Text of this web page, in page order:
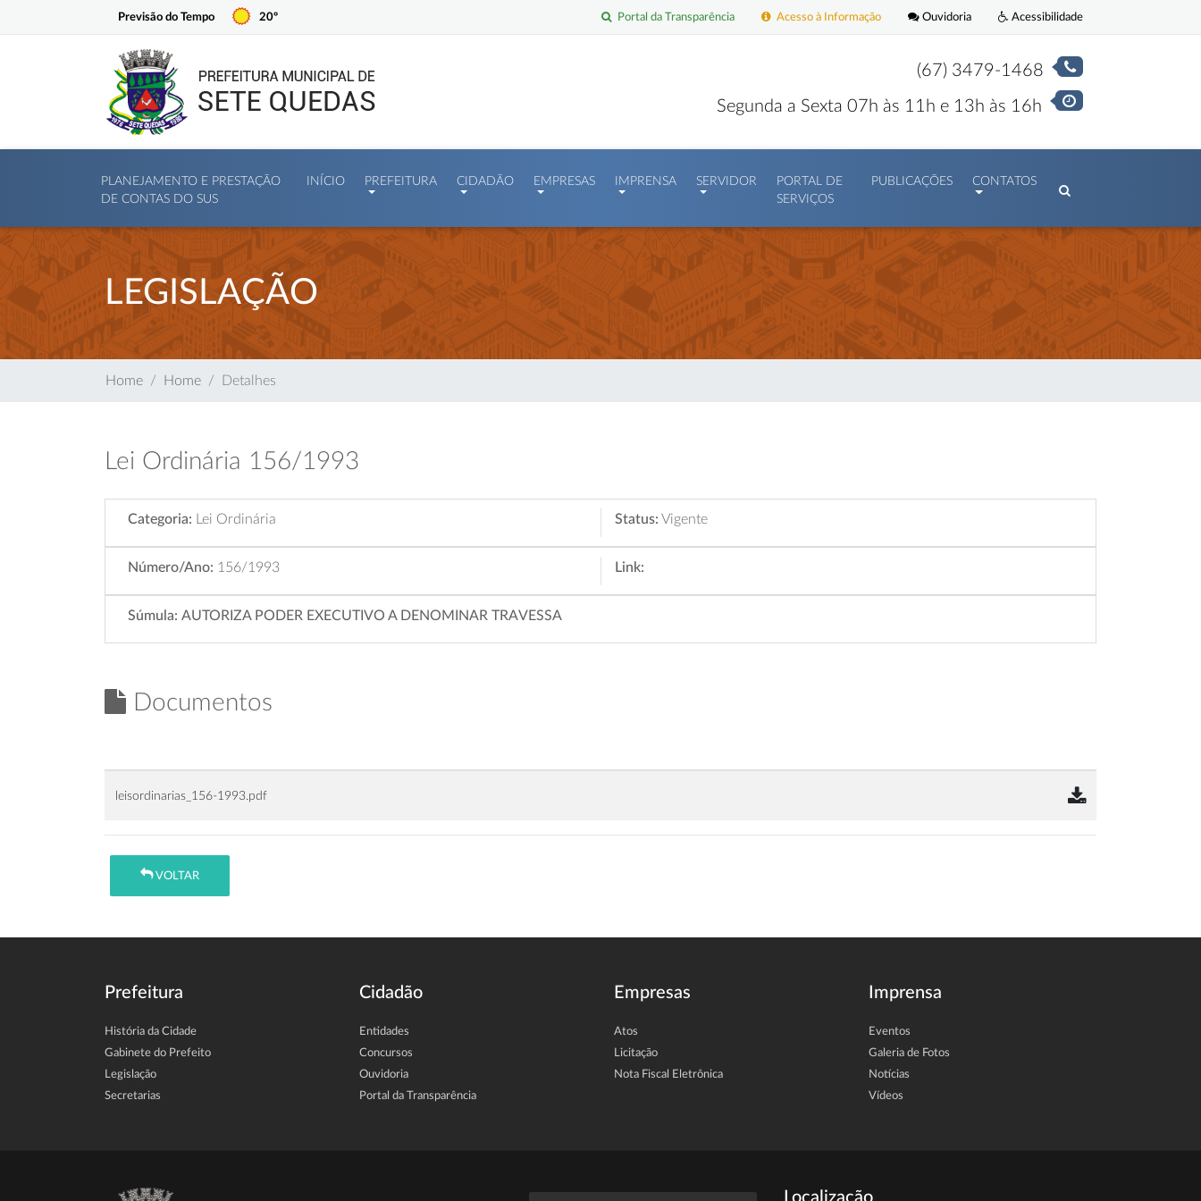
Previsão do Tempo 20º Acessibilidade
Ouvidoria
Acesso à Informação
Portal da Transparência
(67) 3479-1468
Segunda a Sexta 07h às 11h e 13h às 16h
PLANEJAMENTO E PRESTAÇÃO
DE CONTAS DO SUS
INÍCIO PREFEITURA CIDADÃO EMPRESAS IMPRENSA SERVIDOR
PORTAL DE
SERVIÇOS
PUBLICAÇÕES CONTATOS
LEGISLAÇÃO
Home Home Detalhes
Lei Ordinária 156/1993
Categoria: Lei Ordinária Status: Vigente
Número/Ano: 156/1993 Link:
Súmula: AUTORIZA PODER EXECUTIVO A DENOMINAR TRAVESSA
Documentos
leisordinarias_156-1993.pdf
VOLTAR
Prefeitura
História da Cidade
Gabinete do Prefeito
Legislação
Secretarias
Cidadão
Entidades
Concursos
Ouvidoria
Portal da Transparência
Empresas
Atos
Licitação
Nota Fiscal Eletrônica
Imprensa
Eventos
Galeria de Fotos
Notícias
Vídeos
Localização